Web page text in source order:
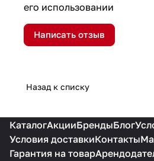
его использовании
Написать отзыв
Назад к списку
КаталогАкцииБрендыБлог
Условия доставкиКонтакты
Гарантия на товар